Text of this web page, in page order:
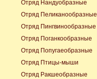
Отряд Нандуобразные
Отряд Пеликанообразные
Отряд Пингвинообразные
Отряд Поганкообразные
Отряд Попугаеобразные
Отряд Птицы-мыши
Отряд Ракшеобразные